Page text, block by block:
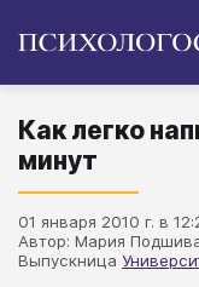
Как легко
минут
01 января 2010 г. в
Автор: Мария
Выпускница